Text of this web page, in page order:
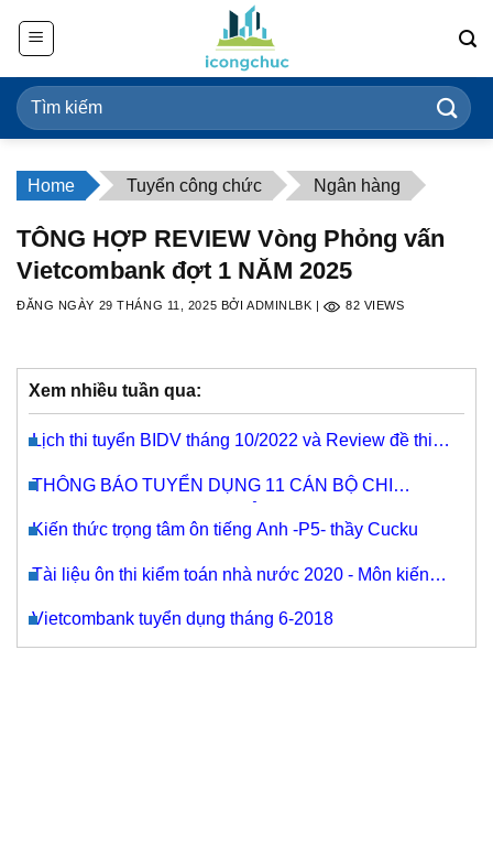
qua
dung
Home Tuyển công chức Ngân hàng
TÔNG HỢP REVIEW Vòng Phỏng vấn
Vietcombank đợt 1 NĂM 2025
ĐĂNG NGÀY 29 THÁNG 11, 2025 BỞI ADMINLBK | 82 VIEWS
Xem nhiều tuần qua:
Lịch thi tuyển BIDV tháng 10/2022 và Review đề thi
THÔNG BÁO TUYỂN DỤNG 11 CÁN BỘ CHI
Kiến thức trọng tâm ôn tiếng Anh -P5- thầy Cucku
Tài liệu ôn thi kiểm toán nhà nước 2020 - Môn kiến
Vietcombank tuyển dụng tháng 6-2018